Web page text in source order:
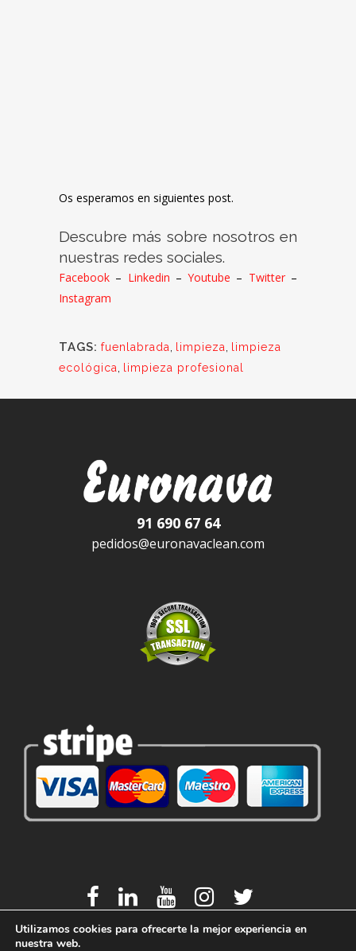
Os esperamos en siguientes post.
Descubre más sobre nosotros en
nuestras redes sociales.
Facebook – Linkedin –Youtube – Twitter–
Instagram
TAGS: fuenlabrada, limpieza, limpieza
ecológica, limpieza profesional
91 690 67 64
pedidos@euronavaclean.com
Utilizamos cookies para ofrecerte la mejor experiencia en
nuestra web.